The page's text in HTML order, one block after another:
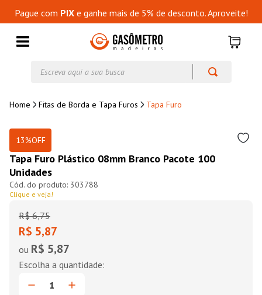
Pague com PIXe ganhe mais de 5% de desconto. Aproveite!
Fitas de Borda e Tapa Furos Tapa Furo
13%OFF
Tapa Furo Plástico 08mm Branco Pacote 100
Unidades
303788
Clique e veja!
R$ 6,75
R$ 5,87
ou R$ 5,87